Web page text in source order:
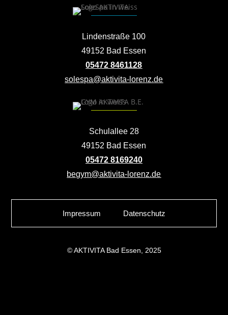
Lindenstraße 100
49152 Bad Essen
05472 8461128
solespa@aktivita-lorenz.de
Schulallee 28
49152 Bad Essen
05472 8169240
begym@aktivita-lorenz.de
Impressum Datenschutz
© AKTIVITA Bad Essen, 2025